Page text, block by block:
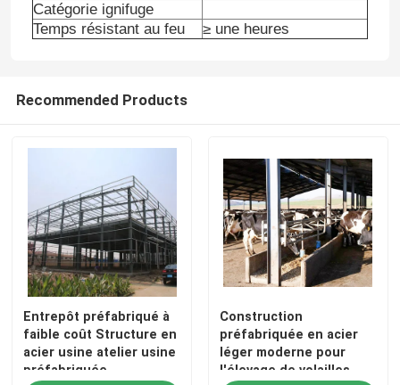
Catégorie ignifuge
Temps résistant au feu
≥ une heures
Recommended Products
Entrepôt préfabriqué à
faible coût Structure en
acier usine atelier usine
préfabriquée
Construction
préfabriquée en acier
léger moderne pour
l'élevage de volailles